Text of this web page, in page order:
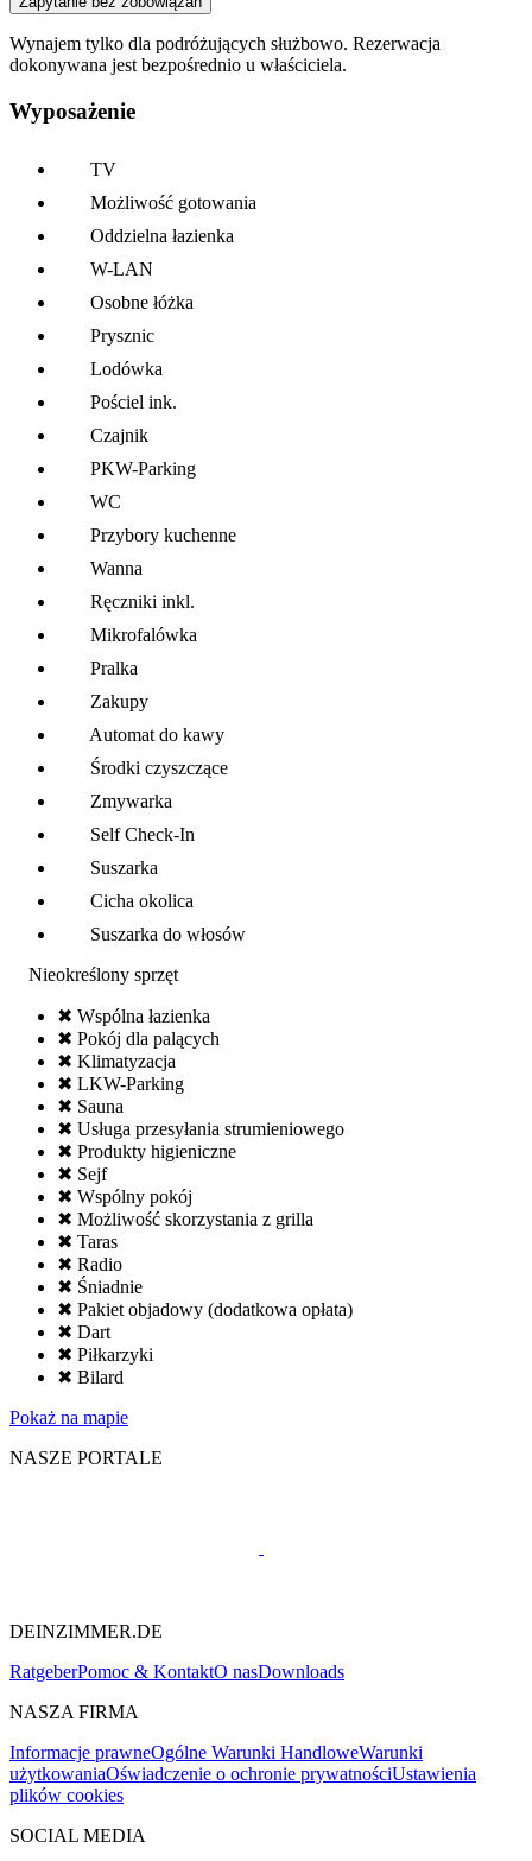
Wynajem tylko dla podróżujących służbowo. Rezerwacja
dokonywana jest bezpośrednio u właściciela.
Wyposażenie
TV
Możliwość gotowania
Oddzielna łazienka
W-LAN
Osobne łóżka
Prysznic
Lodówka
Pościel ink.
Czajnik
PKW-Parking
WC
Przybory kuchenne
Wanna
Ręczniki inkl.
Mikrofalówka
Pralka
Zakupy
Automat do kawy
Środki czyszczące
Zmywarka
Self Check-In
Suszarka
Cicha okolica
Suszarka do włosów
Nieokreślony sprzęt
✖ Wspólna łazienka
✖ Pokój dla palących
✖ Klimatyzacja
✖ LKW-Parking
✖ Sauna
✖ Usługa przesyłania strumieniowego
✖ Produkty higieniczne
✖ Sejf
✖ Wspólny pokój
✖ Możliwość skorzystania z grilla
✖ Taras
✖ Radio
✖ Śniadnie
✖ Pakiet objadowy (dodatkowa opłata)
✖ Dart
✖ Piłkarzyki
✖ Bilard
Pokaż na mapie
NASZE PORTALE
DEINZIMMER.DE
RatgeberPomoc & KontaktO nasDownloads
NASZA FIRMA
Informacje prawneOgólne Warunki HandloweWarunki
użytkowaniaOświadczenie o ochronie prywatnościUstawienia
plików cookies
SOCIAL MEDIA